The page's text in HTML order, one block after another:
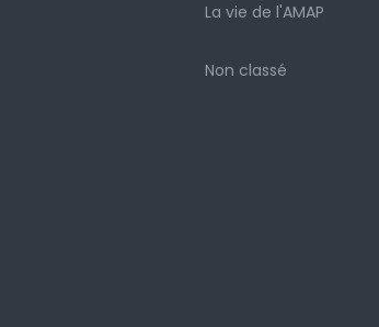
La vie de l'AMAP
Non classé